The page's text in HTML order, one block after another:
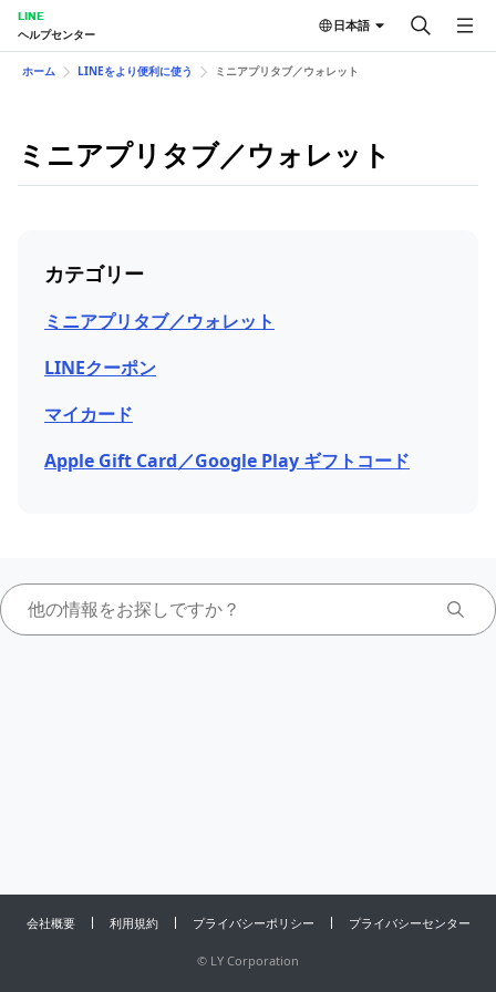
LINE
ヘルプセンター
日本語
ホーム LINEをより便利に使う ミニアプリタブ／ウォレット
ミニアプリタブ／ウォレット
カテゴリー
ミニアプリタブ／ウォレット
LINEクーポン
マイカード
Apple Gift Card／Google Play ギフトコード
会社概要 利用規約 プライバシーポリシー プライバシーセンター
© LY Corporation